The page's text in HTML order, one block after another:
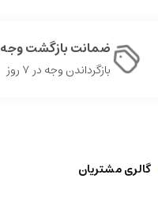
ضمانت بازگشت وجه
بازگرداندن وجه در ۷ روز
گالری مشتریان